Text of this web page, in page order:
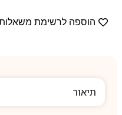
הוספה לרשימת משאלות
תיאור